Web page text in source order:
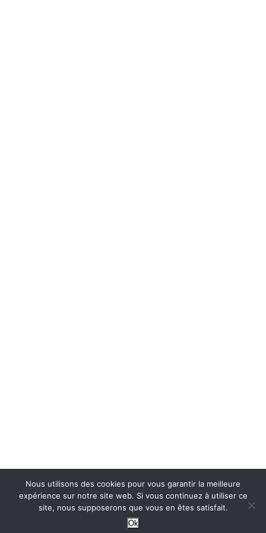
Nous utilisons des cookies pour vous garantir la meilleure
expérience sur notre site web. Si vous continuez à utiliser ce
site, nous supposerons que vous en êtes satisfait.
Ok